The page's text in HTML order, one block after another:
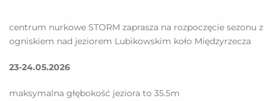
centrum nurkowe STORM zaprasza na rozpoczęcie sezonu z
ogniskiem nad jeziorem Lubikowskim koło Międzyrzecza
23-24.05.2026
maksymalna głębokość jeziora to 35.5m